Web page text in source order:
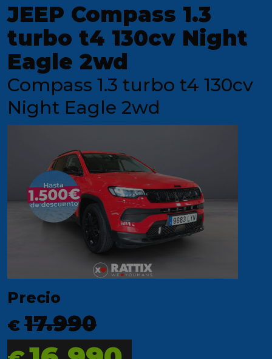
JEEP Compass 1.3
turbo t4 130cv Night
Eagle 2wd
Compass 1.3 turbo t4 130cv
Night Eagle 2wd
Precio
€ 17.990